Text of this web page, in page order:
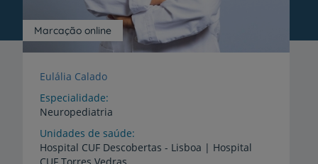
Marcação online
Eulália Calado
Especialidade
Neuropediatria
Unidades de saúde
Hospital CUF Descobertas - Lisboa | Hospital
CUF Torres Vedras